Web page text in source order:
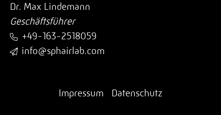
Dr. Max Lindemann
Geschäftsführer
+49-163-2518059
info@sphairlab.com
Impressum Datenschutz